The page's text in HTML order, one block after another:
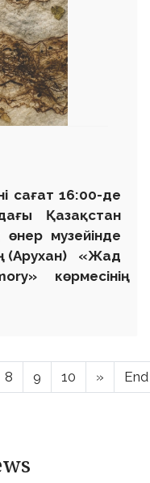
сағат 16:00-де
Қазақстан
өнер музейінде
(Арухан) «Жад
көрмесінің
8 9 10 » End